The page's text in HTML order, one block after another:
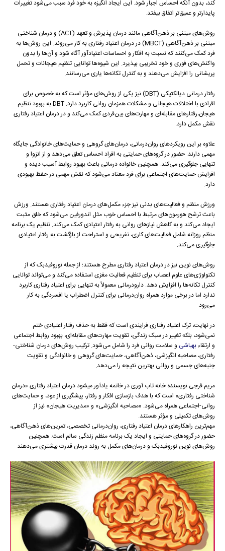
کند، بدون آنکه احساس اجبار شود. این ایجاد انگیزه به خود فرد سبب می‌شود تغییرات
پایدارتر و عمیق‌تر اتفاق بیفتد.
روش‌های مبتنی بر ذهن‌آگاهی مانند درمان پذیرش و تعهد (ACT) و درمان شناختی
مبتنی بر ذهن‌آگاهی (MBCT) در درمان اعتیاد رفتاری به کار می‌روند. این روش‌ها به
فرد کمک می‌کنند که نسبت به افکار و احساسات اعتیادآور آگاه شود و آن‌ها را بدون
واکنش‌های فوری و خود تخریبی بپذیرد. این شیوه‌ها توانایی تنظیم هیجانات و تحمل
پریشانی را افزایش می‌دهند و به کنترل تکانه‌ها یاری می‌رسانند.
رفتار درمانی دیالکتیکی (DBT) نیز یکی از روش‌های مؤثر است که به خصوص برای
افرادی با اختلالات هیجانی و مشکلات همزمان روانی کاربرد دارد. DBT به بهبود تنظیم
هیجان،رفتارهای مقابله‌ای و مهارت‌های بین‌فردی کمک می‌کند و در درمان اعتیاد رفتاری
نقش مکمل دارد.
علاوه بر این رویکردهای روان‌درمانی، درمان‌های گروهی و حمایت‌های خانوادگی جایگاه
مهمی دارند. حضور در گروه‌های حمایتی به افراد احساس تعلق می‌دهد و از انزوا و
تنهایی جلوگیری می‌کند. همچنین خانواده درمانی باعث بهبود روابط آسیب دیده و
افزایش حمایت‌های اجتماعی برای فرد معتاد می‌شود که نقش مهمی در حفظ بهبودی
دارد.
ورزش منظم و فعالیت‌های بدنی نیز جزء مکمل‌های درمان اعتیاد رفتاری هستند. ورزش
باعث ترشح هورمون‌های مرتبط با احساس خوب مثل اندورفین می‌شود که خلق مثبت
ایجاد می‌کند و به کاهش نیازهای روانی به رفتار اعتیادی کمک می‌کند. تنظیم یک برنامه
منظم روزانه شامل فعالیت‌های کاری، تفریحی و استراحت از بازگشت به رفتار اعتیادی
جلوگیری می‌کند.
روش‌های نوین نیز در درمان اعتیاد رفتاری مطرح هستند؛ از جمله نوروفیدبک که از
تکنولوژی‌های علوم اعصاب برای تنظیم فعالیت مغزی استفاده می‌کند و می‌تواند توانایی
کنترل تکانه‌ها را افزایش دهد. دارودرمانی معمولاً به تنهایی برای اعتیاد رفتاری کاربرد
ندارد اما در برخی موارد همراه روان‌درمانی برای کنترل اضطراب یا افسردگی به کار
می‌رود.
در نهایت، ترک اعتیاد رفتاری فرایندی است که فقط به حذف رفتار اعتیادی ختم
نمی‌شود، بلکه تغییر در سبک زندگی، تقویت مهارت‌های مقابله‌ای، بهبود روابط اجتماعی
و ارتقاءبهباشی و سلامت روانی فرد را شامل می‌شود. ترکیب روش‌های درمان شناختی-
رفتاری، مصاحبه انگیزشی، ذهن‌آگاهی، حمایت‌های گروهی و خانوادگی و تقویت
جنبه‌های جسمی و روانی بهترین نتیجه را می‌دهد.
مریم فرجی نویسنده خانه تاب آوری در خاتمه یادآور میشود درمان اعتیاد رفتاری «درمان
شناختی رفتاری» است که با هدف بازسازی افکار و رفتار، پیشگیری از عود، و حمایت‌های
روانی-اجتماعی همراه می‌شود. «مصاحبه انگیزشی» و «مدیریت هیجان» نیز از
روش‌های تکمیلی و مؤثر هستند.
مهم‌ترین راهکارهای درمان اعتیاد رفتاری، روان‌درمانی تخصصی، تمرین‌های ذهن‌آگاهی،
حضور در گروه‌های حمایتی و ایجاد یک برنامه منظم زندگی سالم است. همچنین
روش‌های نوین نوروفیدبک و درمان‌های مکمل به روند درمان قدرت بیشتری می‌دهند.